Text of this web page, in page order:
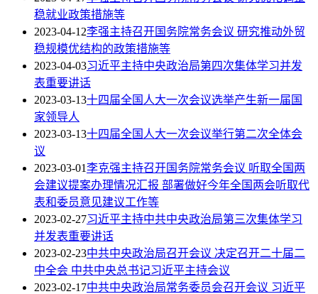
稳就业政策措施等
2023-04-12李强主持召开国务院常务会议 研究推动外贸
稳规模优结构的政策措施等
2023-04-03习近平主持中央政治局第四次集体学习并发
表重要讲话
2023-03-13十四届全国人大一次会议选举产生新一届国
家领导人
2023-03-13十四届全国人大一次会议举行第二次全体会
议
2023-03-01李克强主持召开国务院常务会议 听取全国两
会建议提案办理情况汇报 部署做好今年全国两会听取代
表和委员意见建议工作等
2023-02-27习近平主持中共中央政治局第三次集体学习
并发表重要讲话
2023-02-23中共中央政治局召开会议 决定召开二十届二
中全会 中共中央总书记习近平主持会议
2023-02-17中共中央政治局常务委员会召开会议 习近平